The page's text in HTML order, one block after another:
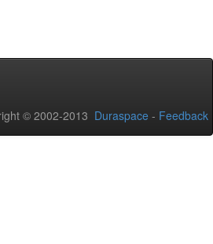
© 2002-2013 Duraspace - Feedback